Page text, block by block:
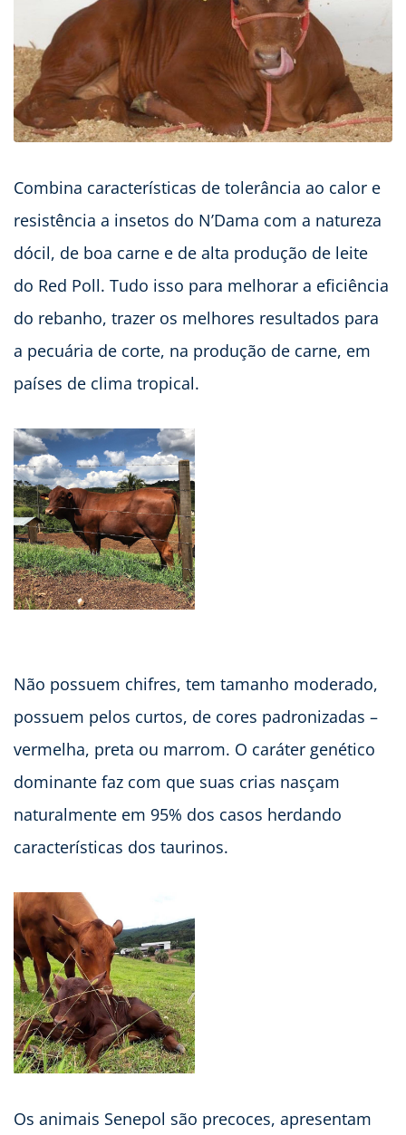
Combina características de tolerância ao calor e
resistência a insetos do N’Dama com a natureza
dócil, de boa carne e de alta produção de leite
do Red Poll. Tudo isso para melhorar a eficiência
do rebanho, trazer os melhores resultados para
a pecuária de corte, na produção de carne, em
países de clima tropical.
Não possuem chifres, tem tamanho moderado,
possuem pelos curtos, de cores padronizadas –
vermelha, preta ou marrom. O caráter genético
dominante faz com que suas crias nasçam
naturalmente em 95% dos casos herdando
características dos taurinos.
Os animais Senepol são precoces, apresentam